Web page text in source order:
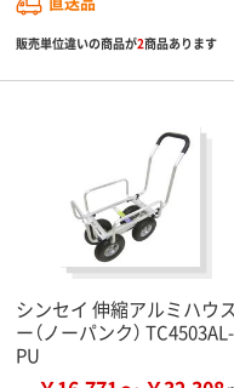
販売単位違いの商品が2商品あります
シンセイ 伸縮アルミハウ
ー（ノーパンク） TC4503AL-
PU